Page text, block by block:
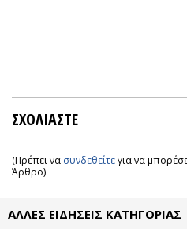
ΣΧΟΛΙΑΣΤΕ
(Πρέπει να συνδεθείτεγια να
Άρθρο)
ΑΛΛΕΣ ΕΙΔΗΣΕΙΣ ΚΑΤΗΓΟΡΙΑΣ